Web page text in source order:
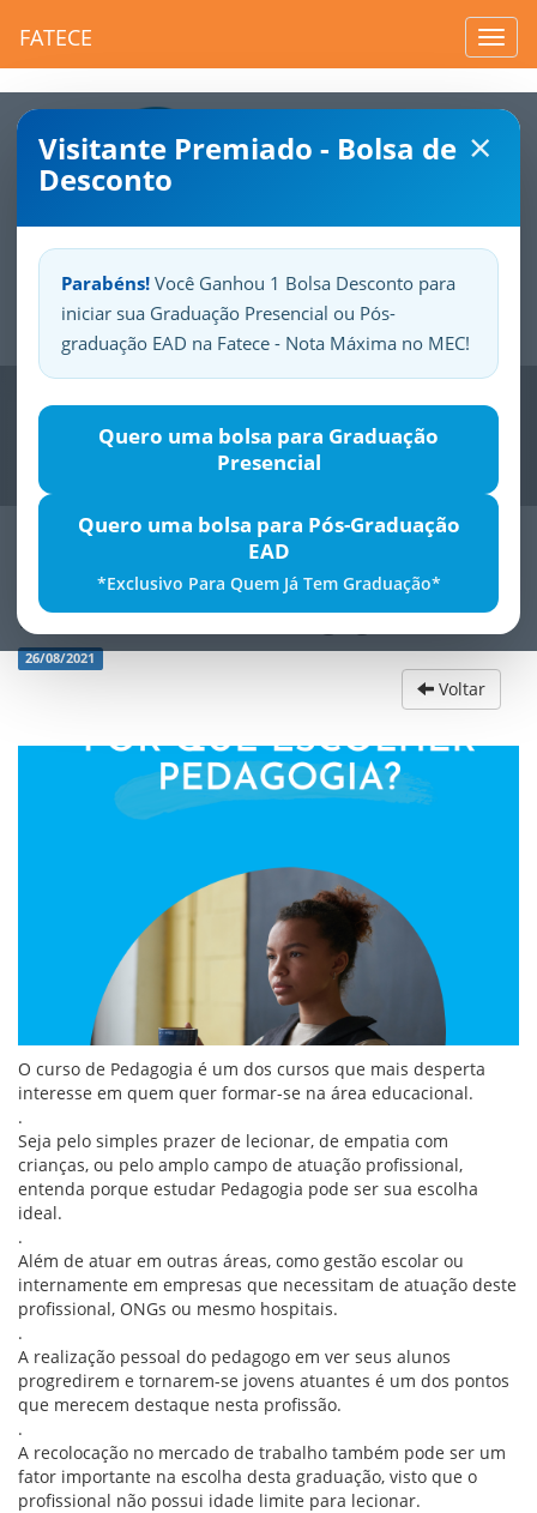
FATECE
×
Visitante Premiado - Bolsa de
Desconto
Parabéns! Você Ganhou 1 Bolsa Desconto para
iniciar sua Graduação Presencial ou Pós-
graduação EAD na Fatece - Nota Máxima no MEC!
Quero uma bolsa para Graduação
Presencial
Quero uma bolsa para Pós-Graduação
EAD
*Exclusivo Para Quem Já Tem Graduação*
SuaFatece.Seuorgulho.
Previous
Por Que escolher Pedagogia
26/08/2021
Voltar
O curso de Pedagogia é um dos cursos que mais desperta
interesse em quem quer formar-se na área educacional.
.
Seja pelo simples prazer de lecionar, de empatia com
crianças, ou pelo amplo campo de atuação profissional,
entenda porque estudar Pedagogia pode ser sua escolha
ideal.
.
Além de atuar em outras áreas, como gestão escolar ou
internamente em empresas que necessitam de atuação deste
profissional, ONGs ou mesmo hospitais.
.
A realização pessoal do pedagogo em ver seus alunos
progredirem e tornarem-se jovens atuantes é um dos pontos
que merecem destaque nesta profissão.
.
A recolocação no mercado de trabalho também pode ser um
fator importante na escolha desta graduação, visto que o
profissional não possui idade limite para lecionar.